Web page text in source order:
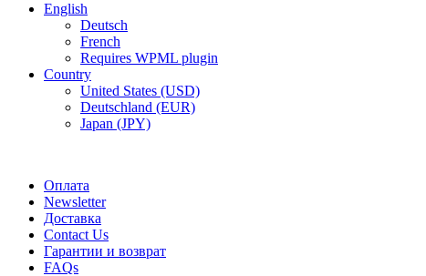
English
Deutsch
French
Requires WPML plugin
Country
United States (USD)
Deutschland (EUR)
Japan (JPY)
Оплата
Newsletter
Доставка
Contact Us
Гарантии и возврат
FAQs